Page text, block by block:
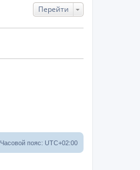
е
Перейти
Часовой пояс: UTC+02:00